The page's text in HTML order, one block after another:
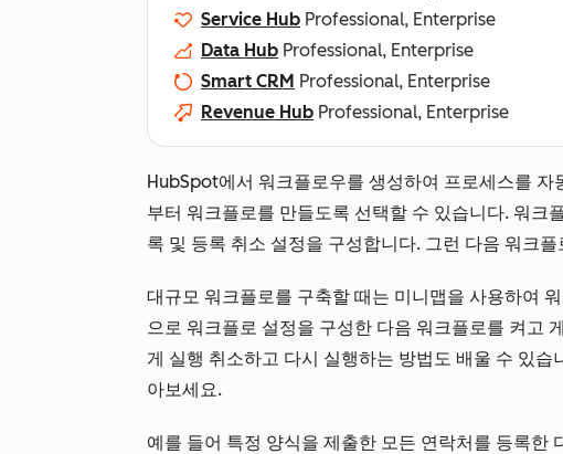
Service Hub Professional, Enterprise
Data Hub Professional, Enterprise
Smart CRM Professional, Enterprise
Revenue Hub Professional, Enterprise
HubSpot에서 워크플로우를 생성하여 프로세스를
부터 워크플로를 만들도록 선택할 수 있습니다. 워크
록 및 등록 취소 설정을 구성합니다. 그런 다음 워크
대규모 워크플로를 구축할 때는 미니맵을 사용하여
으로 워크플로 설정을 구성한 다음 워크플로를 켜고
게 실행 취소하고 다시 실행하는 방법도 배울 수 있
아보세요.
예를 들어 특정 양식을 제출한 모든 연락처를 등록한